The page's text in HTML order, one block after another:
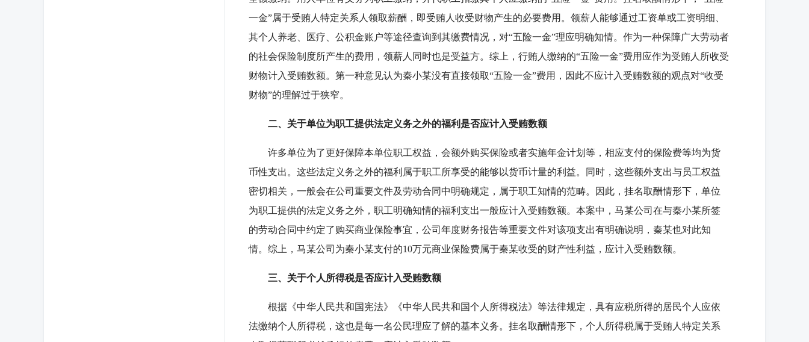
一金”属于受贿人特定关系人领取薪酬，即受贿人收受财物产生的必要费用。领薪人能够通过工资单或工资明细、
其个人养老、医疗、公积金账户等途径查询到其缴费情况，对“五险一金”理应明确知情。作为一种保障广大劳动者
的社会保险制度所产生的费用，领薪人同时也是受益方。综上，行贿人缴纳的“五险一金”费用应作为受贿人所收受
财物计入受贿数额。第一种意见认为秦小某没有直接领取“五险一金”费用，因此不应计入受贿数额的观点对“收受
财物”的理解过于狭窄。
二、关于单位为职工提供法定义务之外的福利是否应计入受贿数额
许多单位为了更好保障本单位职工权益，会额外购买保险或者实施年金计划等，相应支付的保险费等均为货
币性支出。这些法定义务之外的福利属于职工所享受的能够以货币计量的利益。同时，这些额外支出与员工权益
密切相关，一般会在公司重要文件及劳动合同中明确规定，属于职工知情的范畴。因此，挂名取酬情形下，单位
为职工提供的法定义务之外，职工明确知情的福利支出一般应计入受贿数额。本案中，马某公司在与秦小某所签
的劳动合同中约定了购买商业保险事宜，公司年度财务报告等重要文件对该项支出有明确说明，秦某也对此知
情。综上，马某公司为秦小某支付的10万元商业保险费属于秦某收受的财产性利益，应计入受贿数额。
三、关于个人所得税是否应计入受贿数额
根据《中华人民共和国宪法》《中华人民共和国个人所得税法》等法律规定，具有应税所得的居民个人应依
法缴纳个人所得税，这也是每一名公民理应了解的基本义务。挂名取酬情形下，个人所得税属于受贿人特定关系